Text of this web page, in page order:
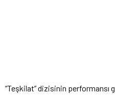
“Teşkilat” dizisinin performansı